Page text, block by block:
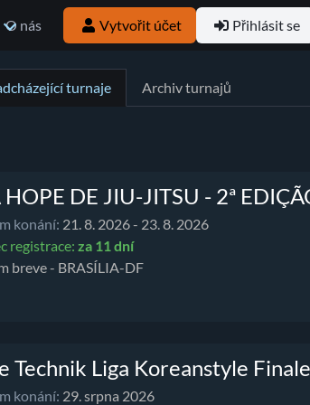
O nás Vytvořit účet Přihlásit se
turnaje Archiv turnajů
HOPE DE JIU-JITSU - 2ª
konání: 21. 8. 2026 - 23. 8. 2026
registrace: za 11 dní
breve - BRASÍLIA-DF
Technik Liga Koreanstyle Finale
konání: 29. srpna 2026